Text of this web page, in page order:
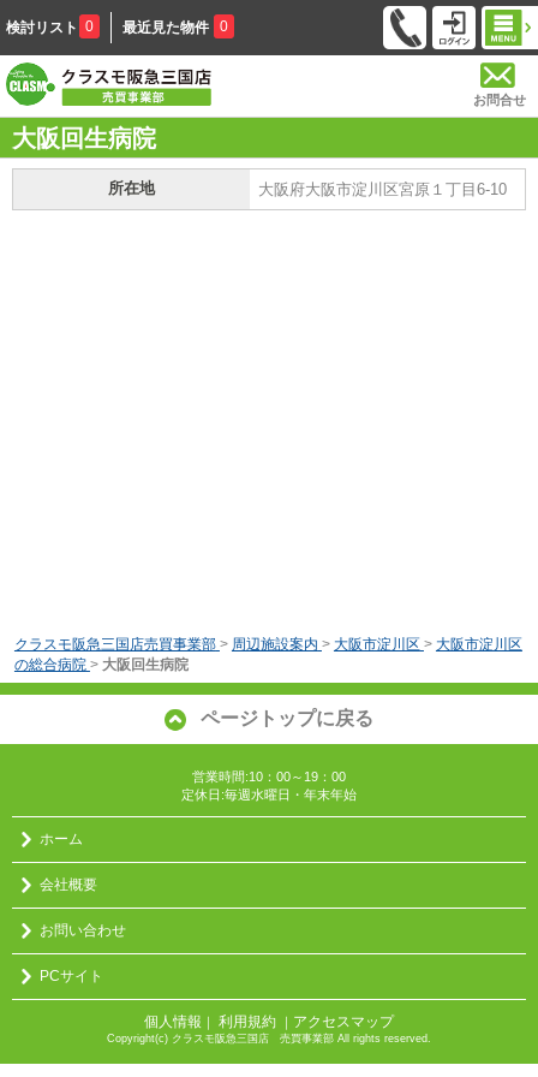
検討リスト 0 最近見た物件 0
お問合せ
大阪回生病院
所在地 大阪府大阪市淀川区宮原１丁目6-10
クラスモ阪急三国店売買事業部 > 周辺施設案内 > 大阪市淀川区 > 大阪市淀川区
の総合病院 > 大阪回生病院
ページトップに戻る
営業時間:10：00～19：00
定休日:毎週水曜日・年末年始
ホーム
会社概要
お問い合わせ
PCサイト
個人情報 ｜ 利用規約 ｜ アクセスマップ
Copyright(c) クラスモ阪急三国店 売買事業部 All rights reserved.